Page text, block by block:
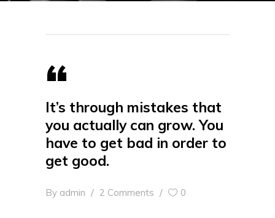
It’s through mistakes that
you actually can grow. You
have to get bad in order to
get good.
By admin 2 Comments 0